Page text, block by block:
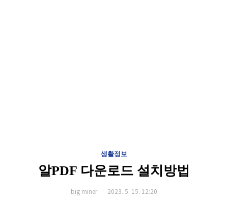
생활정보
알PDF 다운로드 설치방법
big miner 2023. 5. 15. 12:20